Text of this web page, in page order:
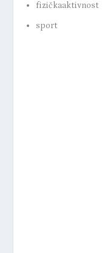
fizičkaaktivnost
sport